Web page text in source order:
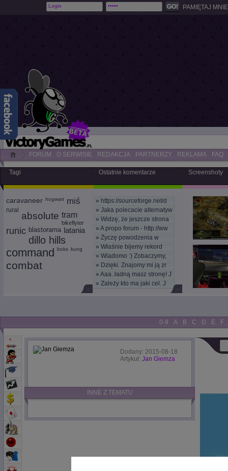
PAMIĘTAJ
FORUM O SERWISIE REDAKCJA PARTNERZY REKLAMA FAQ
Tagi Ostatnie komentarze Screenshoty
caravaneer hogwart miś
rural
absolute tram
bikeflyter
runic blastorama latania
dillo hills
command boks kung
combat
» https://sourceforge.net/d
» Jaka polecacie alternatyw
» Widzę, że jeszcze strona
» A propo forum - http://ww
» Życzę powodzenia w
nowym
» Właśnie bijemy rekord
kom
» Wiadomo :) Zobaczymy,
moż
» Dzięki. Znajomy mi ją zr
» Aaa..ładną masz stronę! J
» Zależy kto ma jaki cel. J
0-9 A B C D E F
Dodany: 2015-08-18
Artykuł: Jan Giemza
INNE Z TEMATU